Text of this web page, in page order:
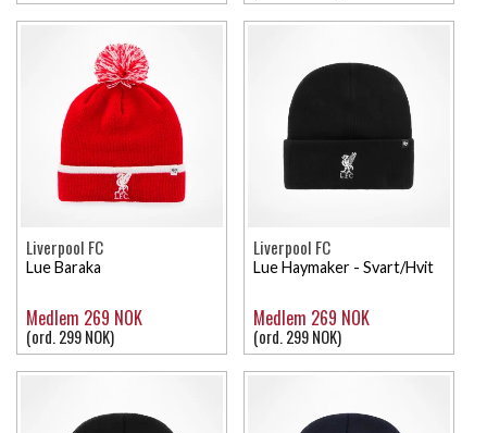
Liverpool FC
Lue Baraka
Medlem 269 NOK
(ord. 299 NOK)
Liverpool FC
Lue Haymaker - Svart/Hvit
Medlem 269 NOK
(ord. 299 NOK)